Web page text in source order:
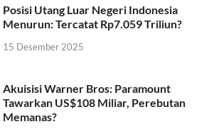
Posisi Utang Luar Negeri Indonesia
Menurun: Tercatat Rp7.059 Triliun?
15 Desember 2025
Akuisisi Warner Bros: Paramount
Tawarkan US$108 Miliar, Perebutan
Memanas?